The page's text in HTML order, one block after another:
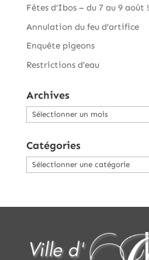
Fêtes d’Ibos – du 7 au 9 août !
Annulation du feu d’artifice
Enquête pigeons
Restrictions d’eau
Archives
Archives
Catégories
Catégories